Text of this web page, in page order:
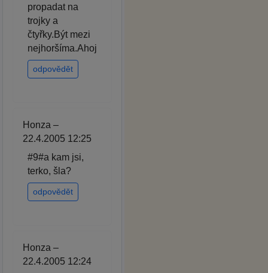
propadat na
trojky a
čtyřky.Být mezi
nejhoršíma.Ahoj
odpovědět
Honza –
22.4.2005 12:25
#9#a kam jsi,
terko, šla?
odpovědět
Honza –
22.4.2005 12:24